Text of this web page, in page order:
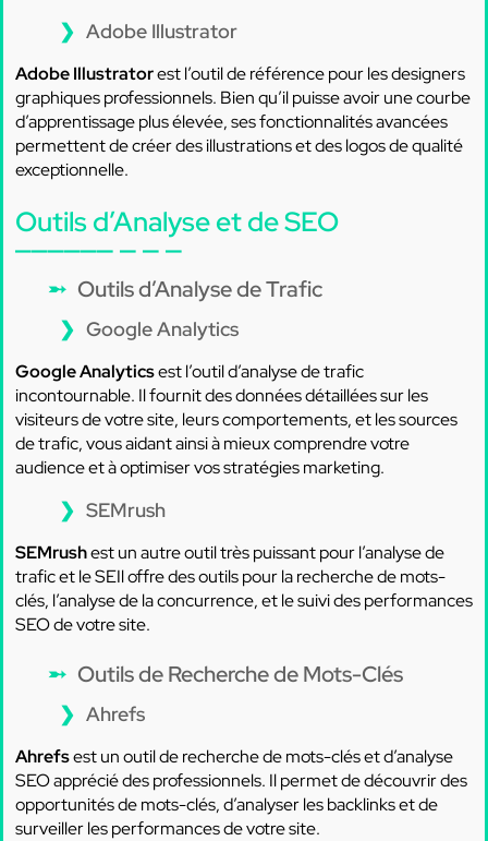
Adobe Illustrator
Adobe Illustratorest l’outil de référence pour les designers
graphiques professionnels. Bien qu’il puisse avoir une courbe
d’apprentissage plus élevée, ses fonctionnalités avancées
permettent de créer des illustrations et des logos de qualité
exceptionnelle.
Outils d’Analyse et de SEO
Outils d’Analyse de Trafic
Google Analytics
Google Analyticsest l’outil d’analyse de trafic
incontournable. Il fournit des données détaillées sur les
visiteurs de votre site, leurs comportements, et les sources
de trafic, vous aidant ainsi à mieux comprendre votre
audience et à optimiser vos stratégies marketing.
SEMrush
SEMrushest un autre outil très puissant pour l’analyse de
trafic et le SEIl offre des outils pour la recherche de mots-
clés, l’analyse de la concurrence, et le suivi des performances
SEO de votre site.
Outils de Recherche de Mots-Clés
Ahrefs
Ahrefsest un outil de recherche de mots-clés et d’analyse
SEO apprécié des professionnels. Il permet de découvrir des
opportunités de mots-clés, d’analyser les backlinks et de
surveiller les performances de votre site.